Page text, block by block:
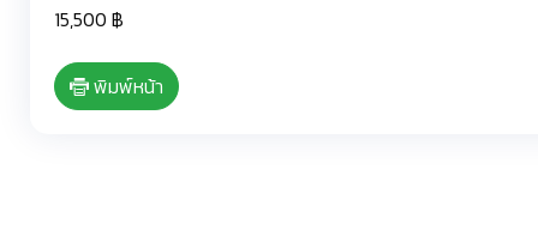
15,500 ฿
พิมพ์หน้า